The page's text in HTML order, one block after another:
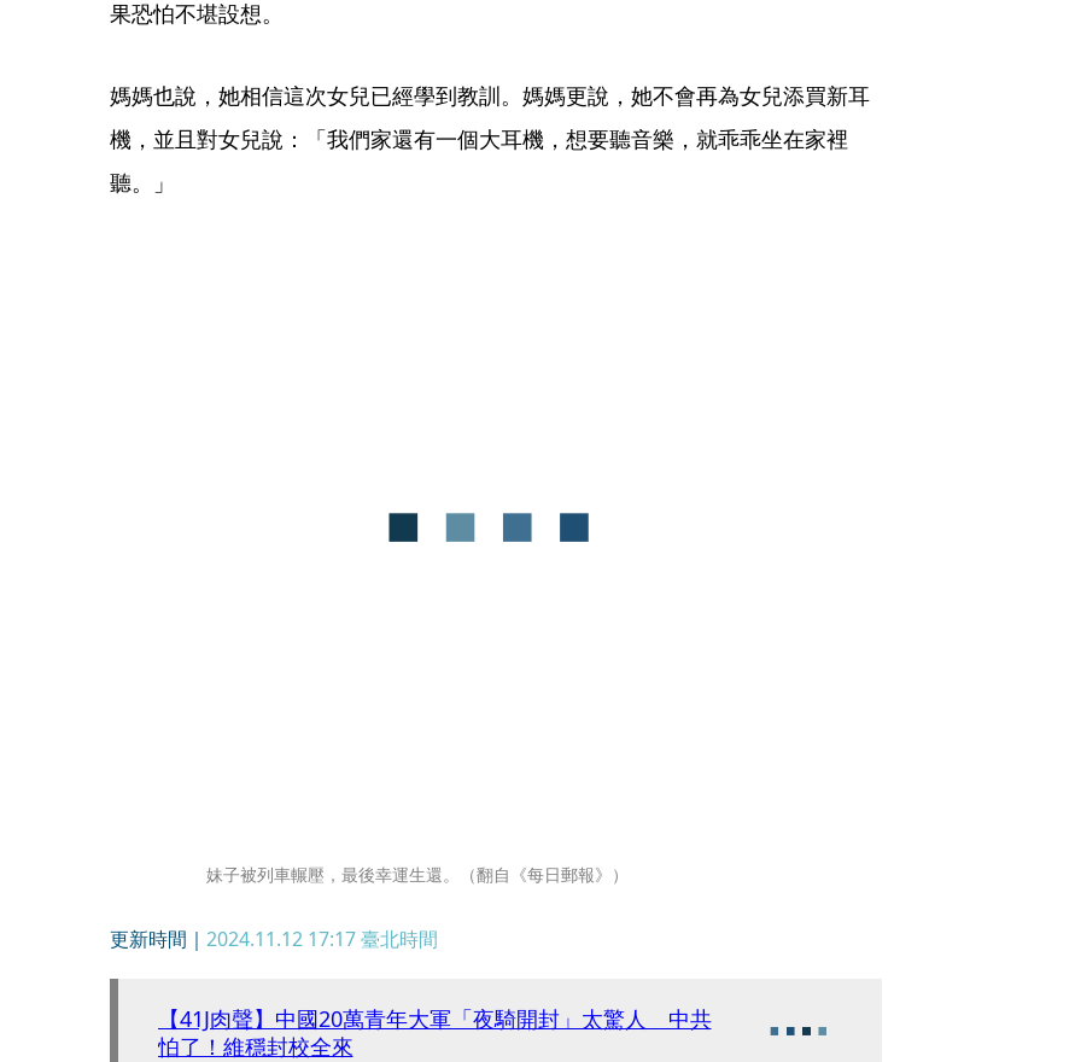
果恐怕不堪設想。
媽媽也說，她相信這次女兒已經學到教訓。媽媽更說，她不會再為女兒添買新耳
機，並且對女兒說：「我們家還有一個大耳機，想要聽音樂，就乖乖坐在家裡
聽。」
妹子被列車輾壓，最後幸運生還。（翻自《每日郵報》）
更新時間｜ 2024.11.12 17:17臺北時間
【41J肉聲】中國20萬青年大軍「夜騎開封」太驚人 中共
怕了！維穩封校全來